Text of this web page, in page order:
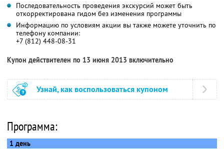
Последовательность проведения экскурсий может быть
откорректирована гидом без изменения программы
Информацию по условиям акции вы также можете уточнить по
телефону компании:
+7 (812) 448-08-31
Купон действителен по 13 июня 2013 включительно
Узнай, как воспользоваться купоном
Программа:
1 день